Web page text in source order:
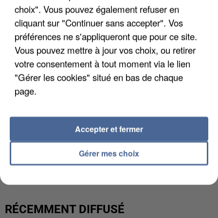
L’UN DES FONDATEURS SUPPOSÉS DE LA DZ
MAFIA INTERPELLÉ EN ALGÉRIE
RÉCEMMENT DIFFUSÉ
choix". Vous pouvez également refuser en
cliquant sur "Continuer sans accepter". Vos
préférences ne s'appliqueront que pour ce site.
Vous pouvez mettre à jour vos choix, ou retirer
votre consentement à tout moment via le lien
"Gérer les cookies" situé en bas de chaque
page.
Gérer mes choix
Accepter et fermer